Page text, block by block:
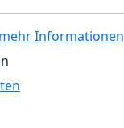
Informationen